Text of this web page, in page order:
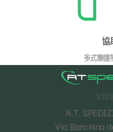
協
多式聯運
全球
R.T.
Via Banchina